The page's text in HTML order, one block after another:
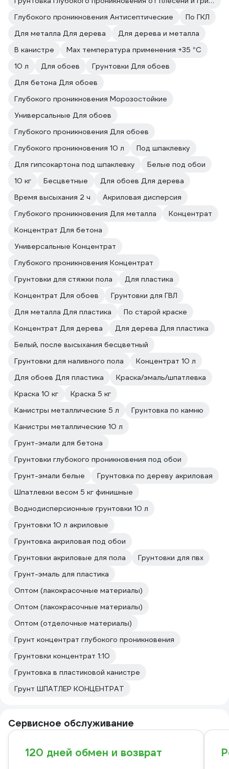
Глубокого проникновения Антисептические
По ГКЛ
Для металла Для дерева
Для дерева и металла
В канистре
Max температура применения +35 °С
10 л
Для обоев
Грунтовки Для обоев
Для бетона Для обоев
Глубокого проникновения Морозостойкие
Универсальные Для обоев
Глубокого проникновения Для обоев
Глубокого проникновения 10 л
Под шпаклевку
Для гипсокартона под шпаклевку
Белые под обои
10 кг
Бесцветные
Для обоев Для дерева
Время высыхания 2 ч
Акриловая дисперсия
Глубокого проникновения Для металла
Концентрат
Концентрат Для бетона
Универсальные Концентрат
Глубокого проникновения Концентрат
Грунтовки для стяжки пола
Для пластика
Концентрат Для обоев
Грунтовки для ГВЛ
Для металла Для пластика
По старой краске
Концентрат Для дерева
Для дерева Для пластика
Белый, после высыхания бесцветный
Грунтовки для наливного пола
Концентрат 10 л
Для обоев Для пластика
Краска/эмаль/шпатлевка
Краска 10 кг
Краска 5 кг
Канистры металлические 5 л
Грунтовка по камню
Канистры металлические 10 л
Грунт-эмали для бетона
Грунтовки глубокого проникновения под обои
Грунт-эмали белые
Грунтовка по дереву акриловая
Шпатлевки весом 5 кг финишные
Воднодисперсионные грунтовки 10 л
Грунтовки 10 л акриловые
Грунтовка акриловая под обои
Грунтовки акриловые для пола
Грунтовки для пвх
Грунт-эмаль для пластика
Оптом (лакокрасочные материалы)
Оптом (лакокрасочные материалы)
Оптом (отделочные материалы)
Грунт концентрат глубокого проникновения
Грунтовки концентрат 1:10
Грунтовка в пластиковой канистре
Грунт ШПАТЛЕР КОНЦЕНТРАТ
Сервисное обслуживание
120 дней обмен и возврат